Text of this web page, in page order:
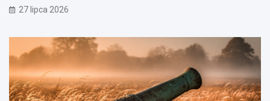
27 lipca 2026